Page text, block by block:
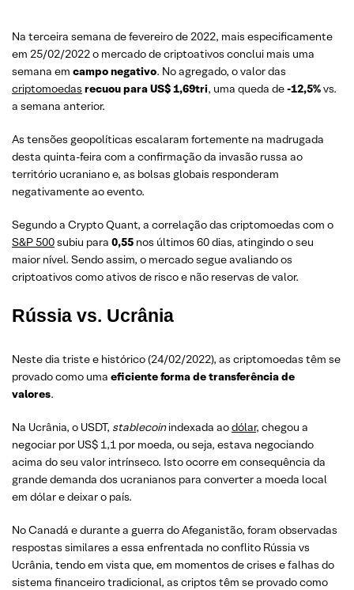
Na terceira semana de fevereiro de 2022, mais especificamente
em 25/02/2022 o mercado de criptoativos conclui mais uma
semana em campo negativo. No agregado, o valor das
criptomoedas recuou para US$ 1,69tri, uma queda de-12,5%vs.
a semana anterior.
As tensões geopolíticas escalaram fortemente na madrugada
desta quinta-feira com a confirmação da invasão russa ao
território ucraniano e, as bolsas globais responderam
negativamente ao evento.
Segundo a Crypto Quant, a correlação das criptomoedas com o
S&P 500subiu para 0,55 nos últimos 60 dias, atingindo o seu
maior nível. Sendo assim, o mercado segue avaliando os
criptoativos como ativos de risco e não reservas de valor.
Rússia vs. Ucrânia
Neste dia triste e histórico (24/02/2022), as criptomoedas têm se
provado como uma eficiente forma de transferência de
valores.
Na Ucrânia, o USDT, stablecoinindexada aodólar, chegou a
negociar por US$ 1,1 por moeda, ou seja, estava negociando
acima do seu valor intrínseco. Isto ocorre em consequência da
grande demanda dos ucranianos para converter a moeda local
em dólar e deixar o país.
No Canadá e durante a guerra do Afeganistão, foram observadas
respostas similares a essa enfrentada no conflito Rússia vs
Ucrânia, tendo em vista que, em momentos de crises e falhas do
sistema financeiro tradicional, as criptos têm se provado como